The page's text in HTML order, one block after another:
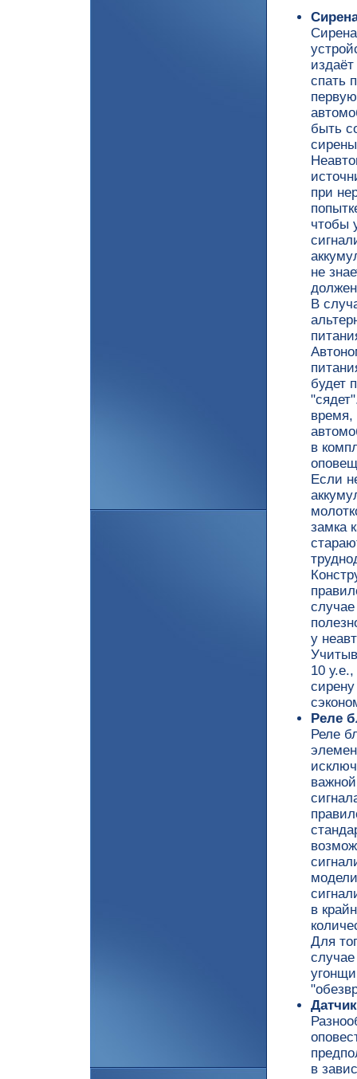
спать
быть
при
чтобы
не
В
будет
в
Если
замка
у
10
Реле
Реле
в
Для
в